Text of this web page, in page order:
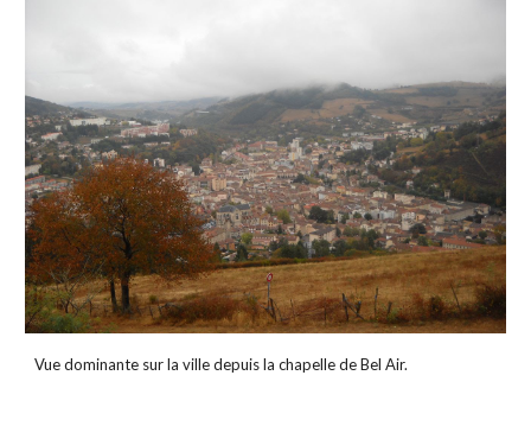
Vue dominante sur la ville depuis la chapelle de Bel Air.